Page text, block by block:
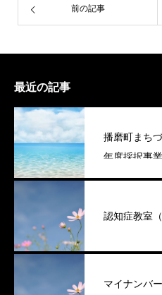
前の記事
最近の記事
播磨町まち
年度採択事
認知症教室（
マイナンバ